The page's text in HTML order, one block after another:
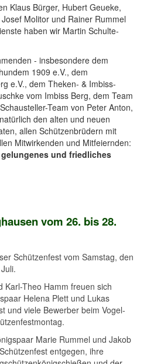
Klaus Bürger, Hubert Geueke,
Molitor und Rainer Rummel
haben wir Martin Schulte-
- insbesondere dem
1909 e.V., dem
e.V., dem Theken- & Imbiss-
vom Imbiss Berg, dem Team
Team von Peter Anton,
den alten und neuen
allen Schützenbrüdern mit
Mitwirkenden und Mitfeiernden:
und friedliches
vom 26. bis 28.
Schützenfest vom Samstag, den
Karl-Theo Hamm freuen sich
Helena Plett und Lukas
und viele Bewerber beim Vogel-
Marie Rummel und Jakob
entgegen, ihre